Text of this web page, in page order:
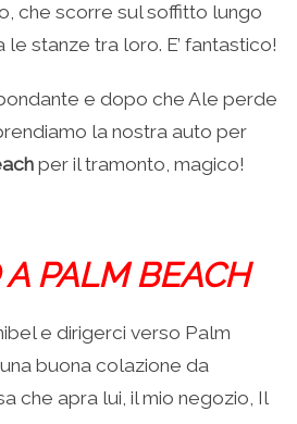
che scorre sul soffitto lungo
stanze tra loro. E’ fantastico!
e dopo che Ale perde
la nostra auto per
per il tramonto, magico!
A PALM BEACH
e dirigerci verso Palm
buona colazione da
che apra lui, il mio negozio, Il